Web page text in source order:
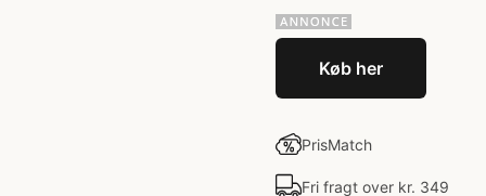
Køb her
PrisMatch
Fri fragt over kr. 349